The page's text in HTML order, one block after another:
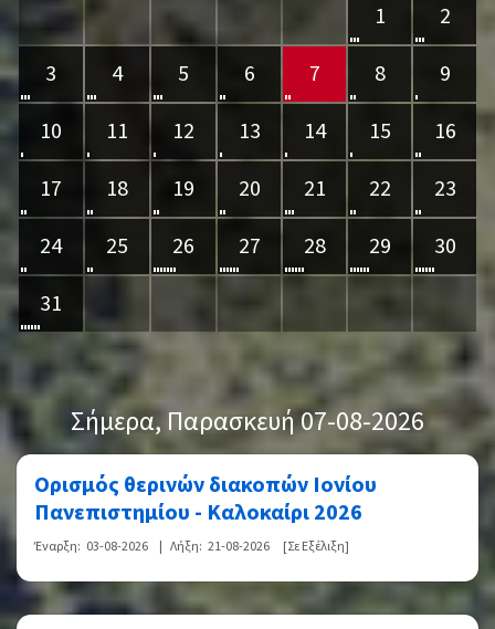
1
2
3
4 5 6 7 8
9
10
11 12 13 14 15
16
17
18 19 20 21 22
23
24
25 26 27 28 29
30
31
Σήμερα, Παρασκευή 07-08-2026
Ορισμός θερινών διακοπών Ιονίου
Πανεπιστημίου - Καλοκαίρι 2026
Έναρξη: 03-08-2026 | Λήξη: 21-08-2026 [Σε Εξέλιξη]